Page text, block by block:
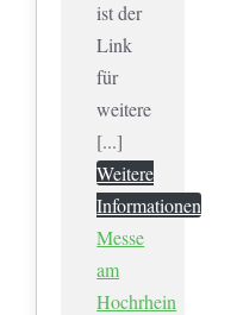
ist der
Link
für
weitere
[...]
Weitere
Informationen
Messe
am
Hochrhein